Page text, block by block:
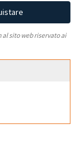
al sito web riservato ai